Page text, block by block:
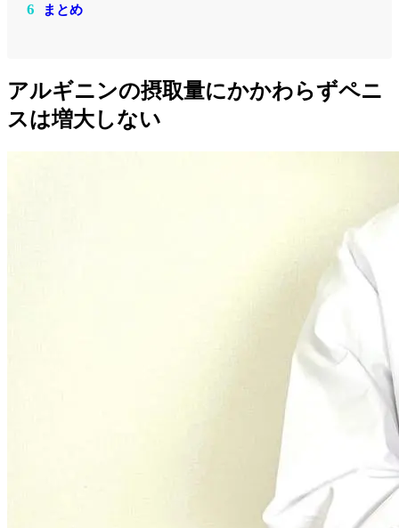
6 まとめ
アルギニンの摂取量にかかわらずペニ
スは増大しない